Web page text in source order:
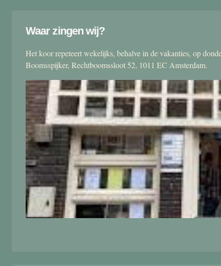
Waar zingen wij?
Het koor repeteert wekelijks, behalve in de vakanties, op
Boomsspijker, Rechtboomssloot 52, 1011 EC Amsterdam.